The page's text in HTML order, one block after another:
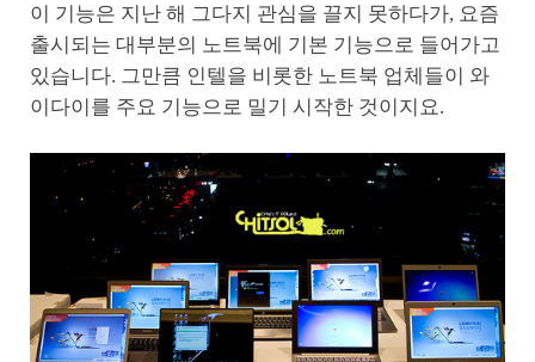
이 기능은 지난 해 그다지 관심을 끌지 못하다가, 요즘
출시되는 대부분의 노트북에 기본 기능으로 들어가고
있습니다. 그만큼 인텔을 비롯한 노트북 업체들이 와
이다이를 주요 기능으로 밀기 시작한 것이지요.